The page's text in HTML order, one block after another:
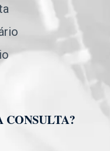
CONSULTA?